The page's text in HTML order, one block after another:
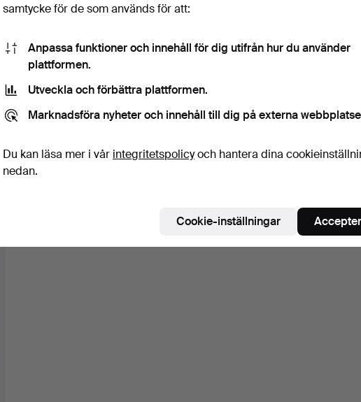
samtycke för de som används för att:
Anpassa funktioner och innehåll för dig utifrån hur du använder
plattformen.
Utveckla och förbättra plattformen.
Marknadsföra nyheter och innehåll till dig på externa
Du kan läsa mer i vår integritetspolicyoch hantera dina
nedan.
Cookie-inställningar